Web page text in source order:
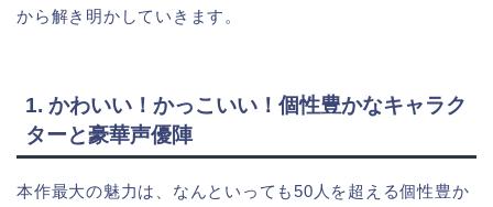
から解き明かしていきます。
1. かわいい！かっこいい！個性豊かなキャラク
ターと豪華声優陣
本作最大の魅力は、なんといっても50人を超える個性豊か